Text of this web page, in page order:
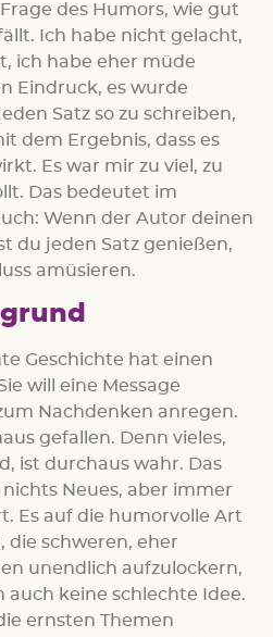
des Humors, wie gut
Ich habe nicht gelacht,
ich habe eher müde
Eindruck, es wurde
Satz so zu schreiben,
dem Ergebnis, dass es
Es war mir zu viel, zu
Das bedeutet im
Wenn der Autor deinen
du jeden Satz genießen,
amüsieren.
Geschichte hat einen
will eine Message
Nachdenken anregen.
gefallen. Denn vieles,
ist durchaus wahr. Das
Neues, aber immer
Es auf die humorvolle Art
die schweren, eher
unendlich aufzulockern,
keine schlechte Idee.
ernsten Themen